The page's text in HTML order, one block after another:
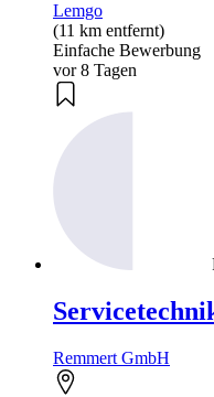
Lemgo
(11 km entfernt)
Einfache Bewerbung
vor 8 Tagen
Remmert GmbH